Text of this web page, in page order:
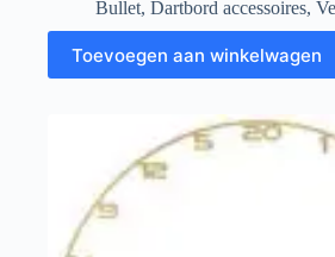
Bullet, Dartbord accessoires,
Toevoegen aan winkelwagen